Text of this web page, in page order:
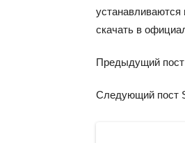
устанавливаются
скачать в
Предыдущий пост
Следующий пост